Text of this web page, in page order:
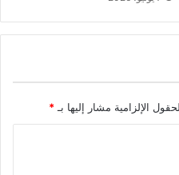
الإلزامية مشار إليها بـ*